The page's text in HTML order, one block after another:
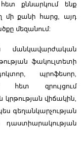
քննարկում ենք
մի քանի հարց, այդ
մեզանում:
ֆակուլտետի
պրոֆեսոր,
հետ զրույցում
վիճակին,
գեղանկարչության
դաստիարակության